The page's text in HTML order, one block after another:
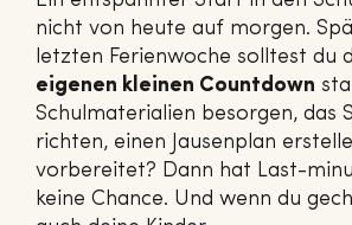
nicht von heute auf morgen.
letzten Ferienwoche solltest du
eigenen kleinen Countdown
Schulmaterialien besorgen, das
richten, einen Jausenplan
vorbereitet? Dann hat Last-
keine Chance. Und wenn du